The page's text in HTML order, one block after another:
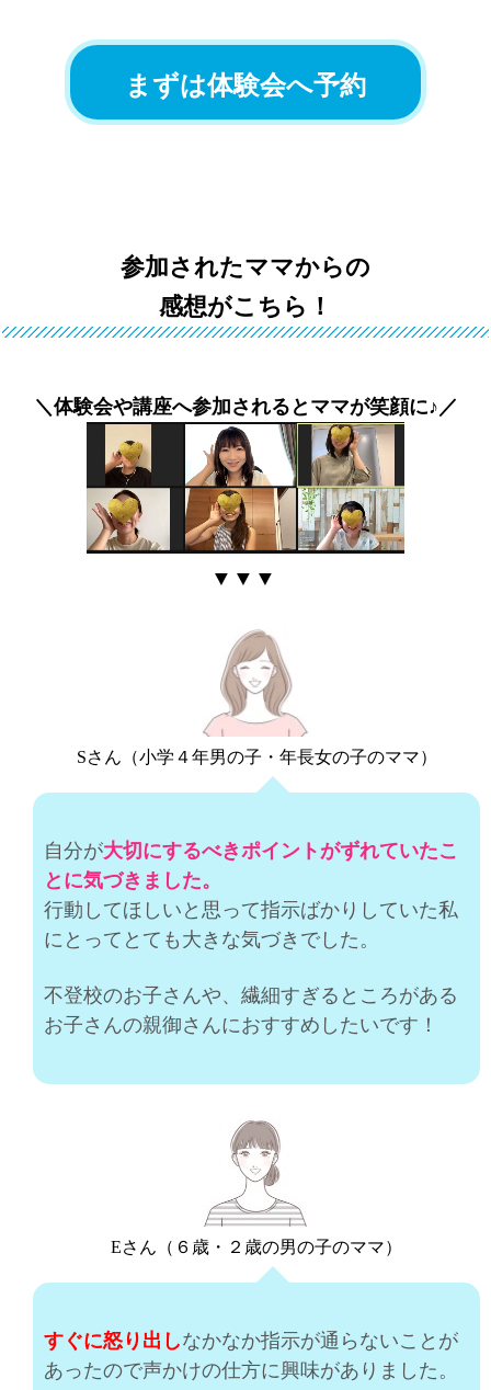
まずは体験会へ予約
参加されたママからの
感想がこちら！
＼体験会や講座へ参加されるとママが笑顔に♪／
▼▼▼
Sさん（小学４年男の子・年長女の子のママ）
自分が大切にするべきポイントがずれていたこ
とに気づきました。
行動してほしいと思って指示ばかりしていた私
にとってとても大きな気づきでした。
不登校のお子さんや、繊細すぎるところがある
お子さんの親御さんにおすすめしたいです！
Eさん（６歳・２歳の男の子のママ）
すぐに怒り出しなかなか指示が通らないことが
あったので声かけの仕方に興味がありました。